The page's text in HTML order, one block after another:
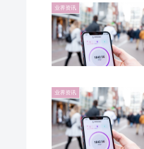
业界资讯
业界资讯